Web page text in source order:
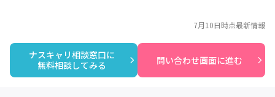
ナスキャリ相談窓口に
無料相談してみる
問い合わせ画面に進む
7月10日時点最新情報